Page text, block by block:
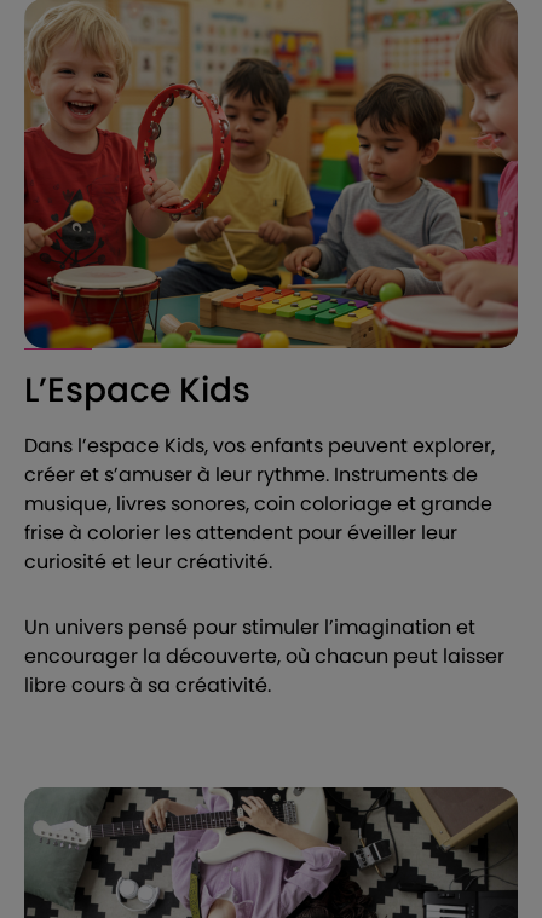
L’Espace Kids
Dans l’espace Kids, vos enfants peuvent explorer,
créer et s’amuser à leur rythme. Instruments de
musique, livres sonores, coin coloriage et grande
frise à colorier les attendent pour éveiller leur
curiosité et leur créativité.
Un univers pensé pour stimuler l’imagination et
encourager la découverte, où chacun peut laisser
libre cours à sa créativité.